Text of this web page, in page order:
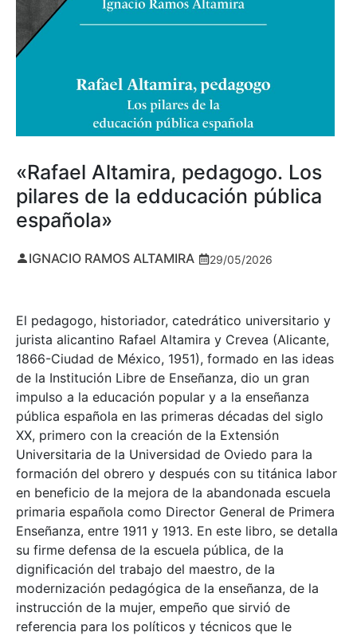
«Rafael Altamira, pedagogo. Los
pilares de la edducación pública
española»
IGNACIO RAMOS ALTAMIRA 29/05/2026
El pedagogo, historiador, catedrático universitario y
jurista alicantino Rafael Altamira y Crevea (Alicante,
1866-Ciudad de México, 1951), formado en las ideas
de la Institución Libre de Enseñanza, dio un gran
impulso a la educación popular y a la enseñanza
pública española en las primeras décadas del siglo
XX, primero con la creación de la Extensión
Universitaria de la Universidad de Oviedo para la
formación del obrero y después con su titánica labor
en beneficio de la mejora de la abandonada escuela
primaria española como Director General de Primera
Enseñanza, entre 1911 y 1913. En este libro, se detalla
su firme defensa de la escuela pública, de la
dignificación del trabajo del maestro, de la
modernización pedagógica de la enseñanza, de la
instrucción de la mujer, empeño que sirvió de
referencia para los políticos y técnicos que le